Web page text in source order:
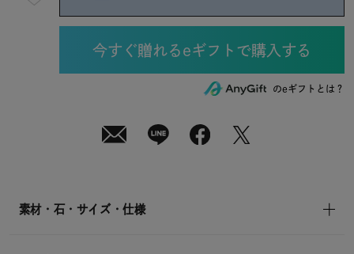
08
月
in)
のeギフトとは？
素材・石・サイズ・仕様